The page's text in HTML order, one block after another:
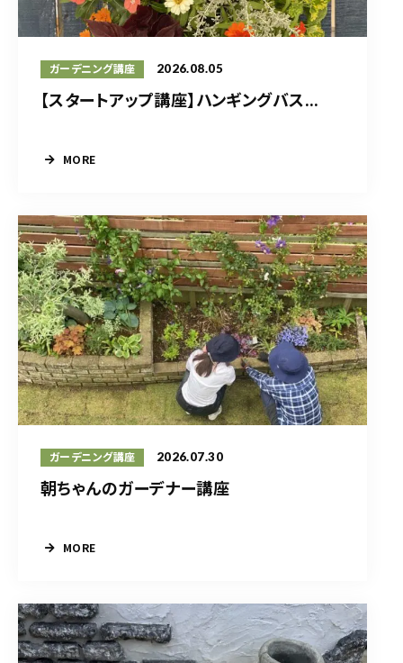
ガーデニング講座 2026.08.05
【スタートアップ講座】ハンギングバス...
MORE
ガーデニング講座 2026.07.30
朝ちゃんのガーデナー講座
MORE